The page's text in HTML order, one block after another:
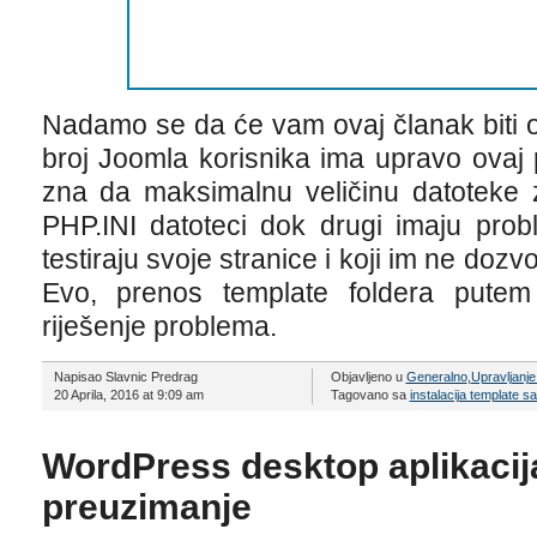
Nadamo se da će vam ovaj članak biti
broj Joomla korisnika ima upravo
zna da maksimalnu veličinu
PHP.INI datoteci dok drugi imaju
testiraju svoje stranice i koji im ne
Evo, prenos template foldera
riješenje problema.
Napisao Slavnic Predrag
20 Aprila, 2016 at 9:09 am
Objavljeno u Generalno,
Tagovano sa instalacija template
WordPress desktop
preuzimanje